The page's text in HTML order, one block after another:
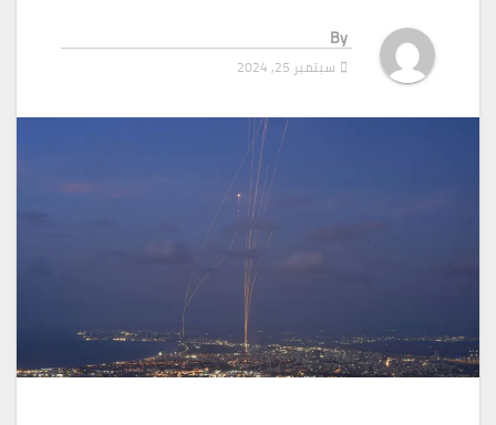
By
سبتمبر 25, 2024